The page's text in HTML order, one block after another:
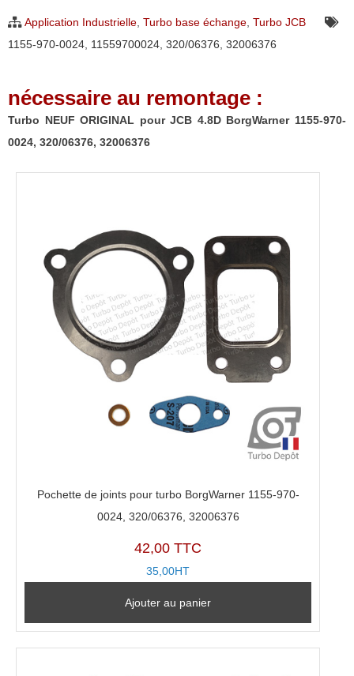
JCB
1155-
970-
0024,
Application Industrielle Turbo base échange Turbo JCB
1155-970-0024 11559700024 320/06376 32006376
nécessaire au remontage :
Turbo NEUF ORIGINAL pour JCB 4.8D BorgWarner 1155-970-
0024, 320/06376, 32006376
Pochette de joints pour turbo BorgWarner 1155-970-
0024, 320/06376, 32006376
42,00 TTC
35,00HT
Ajouter au panier